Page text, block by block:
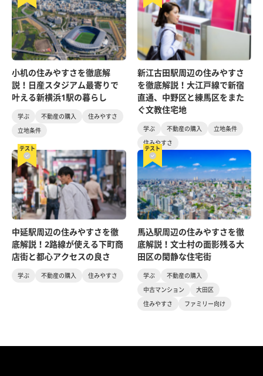
小机の住みやすさを徹底解
説！日産スタジアム最寄りで
叶える新横浜1駅の暮らし
学ぶ 不動産の購入
住みやすさ
立地条件
新江古田駅周辺の住みやすさ
を徹底解説！大江戸線で新宿
直通、中野区と練馬区をまた
ぐ文教住宅地
学ぶ 不動産の購入
立地条件
住みやすさ
テスト
中延駅周辺の住みやすさを徹
底解説！2路線が使える下町商
店街と都心アクセスの良さ
学ぶ 不動産の購入 住みやすさ
テスト
馬込駅周辺の住みやすさを徹
底解説！文士村の面影残る大
田区の閑静な住宅街
学ぶ
不動産の購入
中古マンション
大田区
住みやすさ
ファミリー向け